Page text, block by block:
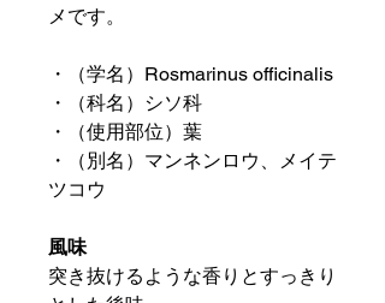
メです。
・（学名）Rosmarinus officinalis
・（科名）シソ科
・（使用部位）葉
・（別名）マンネンロウ、メイテ
ツコウ
風味
突き抜けるような香りとすっきり